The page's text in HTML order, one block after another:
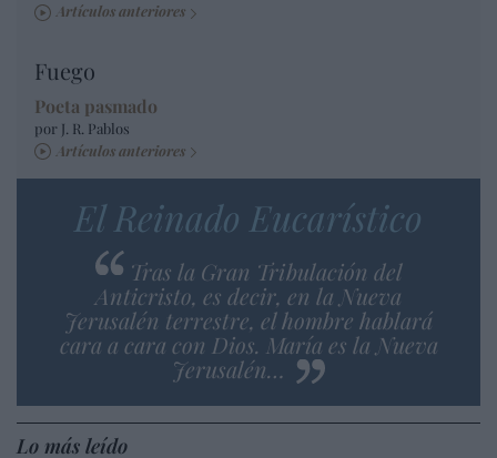
Artículos anteriores
Fuego
Poeta pasmado
por J. R. Pablos
Artículos anteriores
El Reinado Eucarístico
Tras la Gran Tribulación del
Anticristo, es decir, en la Nueva
Jerusalén terrestre, el hombre hablará
cara a cara con Dios. María es la Nueva
Jerusalén…
Lo más leído